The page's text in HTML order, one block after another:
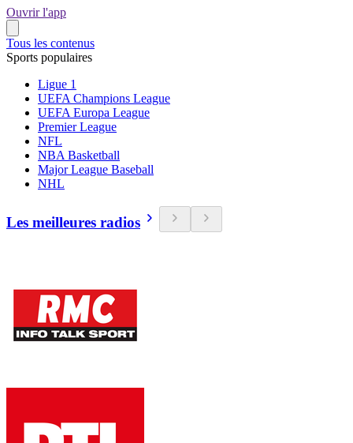
Ouvrir l'app
Tous les contenus
Sports populaires
Ligue 1
UEFA Champions League
UEFA Europa League
Premier League
NFL
NBA Basketball
Major League Baseball
NHL
Les meilleures radios